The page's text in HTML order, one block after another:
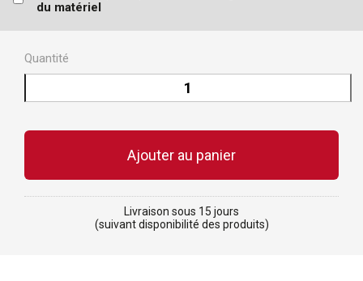
du matériel
Quantité
Livraison sous 15 jours
(suivant disponibilité des produits)